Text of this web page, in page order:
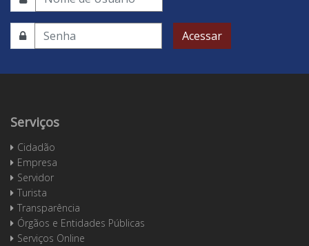
Acessar
Serviços
Cidadão
Empresa
Servidor
Turista
Transparência
Órgãos e Entidades Públicas
Serviços Online